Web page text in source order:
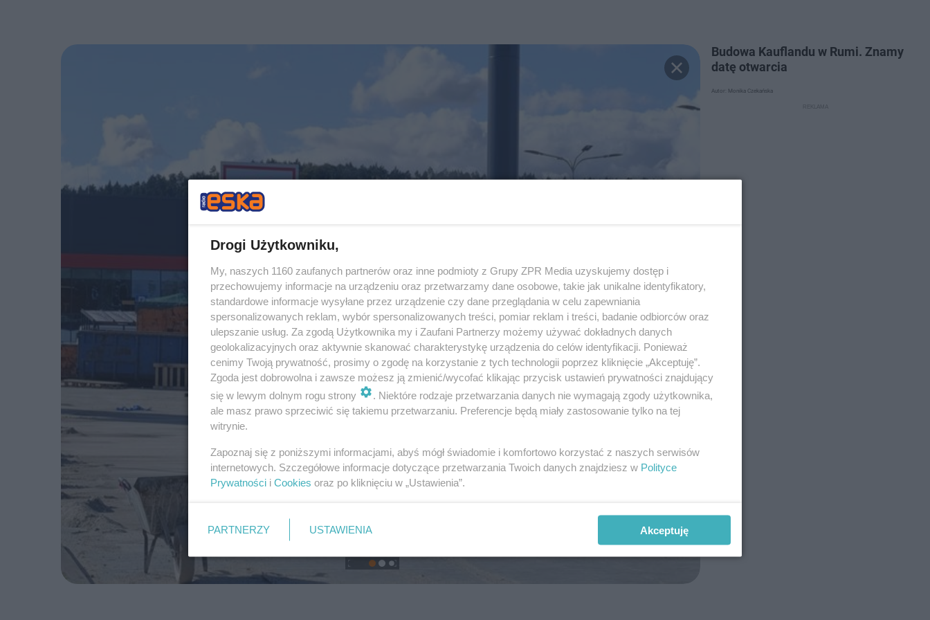
Budowa Kauflandu w Rumi. Znamy
datę otwarcia
Autor: Monika Czekańska
Drogi Użytkowniku,
My, naszych 1160 zaufanych partnerów oraz inne podmioty z Grupy ZPR Media uzyskujemy dostęp i
przechowujemy informacje na urządzeniu oraz przetwarzamy dane osobowe, takie jak unikalne identyfikatory,
standardowe informacje wysyłane przez urządzenie czy dane przeglądania w celu zapewniania
spersonalizowanych reklam, wybór spersonalizowanych treści, pomiar reklam i treści, badanie odbiorców oraz
ulepszanie usług. Za zgodą Użytkownika my i Zaufani Partnerzy możemy używać dokładnych danych
geolokalizacyjnych oraz aktywnie skanować charakterystykę urządzenia do celów identyfikacji. Ponieważ
cenimy Twoją prywatność, prosimy o zgodę na korzystanie z tych technologii poprzez kliknięcie „Akceptuję”.
Zgoda jest dobrowolna i zawsze możesz ją zmienić/wycofać klikając przycisk ustawień prywatności znajdujący
się w lewym dolnym rogu strony
. Niektóre rodzaje przetwarzania danych nie wymagają zgody użytkownika,
ale masz prawo sprzeciwić się takiemu przetwarzaniu. Preferencje będą miały zastosowanie tylko na tej
witrynie.
Zapoznaj się z poniższymi informacjami, abyś mógł świadomie i komfortowo korzystać z naszych serwisów
internetowych. Szczegółowe informacje dotyczące przetwarzania Twoich danych znajdziesz w Polityce
Prywatności i Cookies oraz po kliknięciu w „Ustawienia”.
PARTNERZY USTAWIENIA Akceptuję